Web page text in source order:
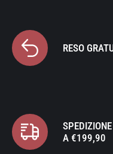
RESO
A €199,90